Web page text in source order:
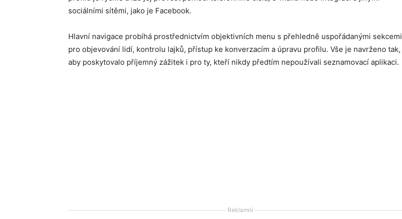
sociálními sítěmi, jako je Facebook.
Hlavní navigace probíhá prostřednictvím objektivních menu s přehledně uspořádanými sekcemi
pro objevování lidí, kontrolu lajků, přístup ke konverzacím a úpravu profilu. Vše je navrženo tak,
aby poskytovalo příjemný zážitek i pro ty, kteří nikdy předtím nepoužívali seznamovací aplikaci.
Reklamní